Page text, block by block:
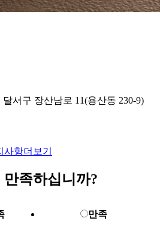
서구 장산남로 11(용산동 230-9)
사항더보기
족하십니까?
만족